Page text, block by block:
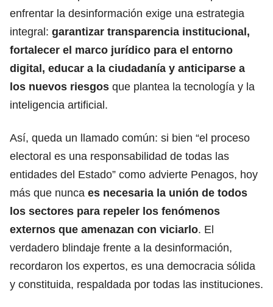
enfrentar la desinformación exige una estrategia
integral: garantizar transparencia institucional,
fortalecer el marco jurídico para el entorno
digital, educar a la ciudadanía y anticiparse a
los nuevos riesgos que plantea la tecnología y la
inteligencia artificial.
Así, queda un llamado común: si bien “el proceso
electoral es una responsabilidad de todas las
entidades del Estado” como advierte Penagos, hoy
más que nunca es necesaria la unión de todos
los sectores para repeler los fenómenos
externos que amenazan con viciarlo. El
verdadero blindaje frente a la desinformación,
recordaron los expertos, es una democracia sólida
y constituida, respaldada por todas las instituciones.